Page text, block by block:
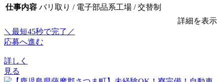
仕事内容 バリ取り / 電子部品系工場 / 交替制
詳細を表示
＼最短45秒で完了／
応募へ進む
詳しく
見る